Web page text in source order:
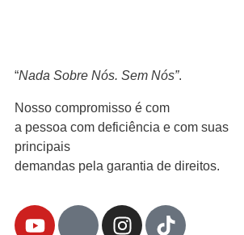
“Nada Sobre Nós. Sem Nós”.
Nosso compromisso é com
a pessoa com deficiência e com suas
principais
demandas pela garantia de direitos.